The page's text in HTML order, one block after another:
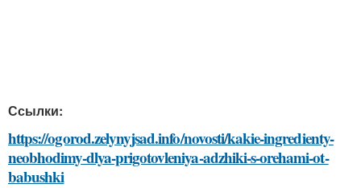
Ссылки:
https://ogorod.zelynyjsad.info/novosti/kakie-ingredienty-
neobhodimy-dlya-prigotovleniya-adzhiki-s-orehami-ot-
babushki